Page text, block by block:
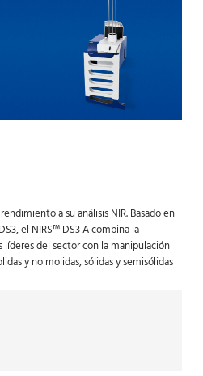
a su análisis NIR. Basado en
el NIRS™ DS3 A combina la
líderes del sector con la manipulación
y no molidas, sólidas y semisólidas